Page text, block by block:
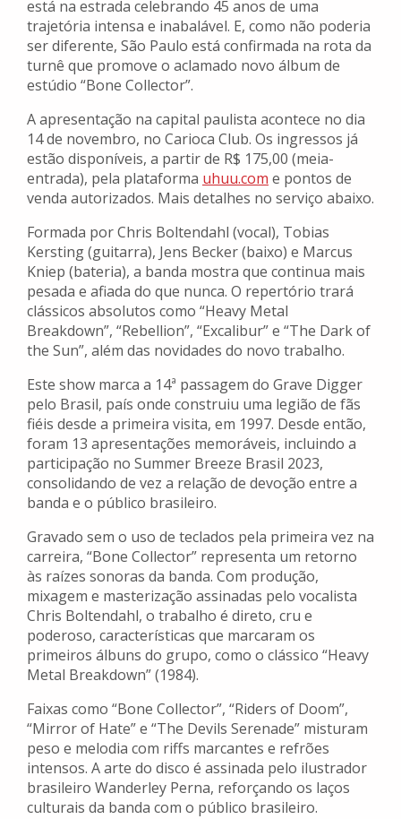
está na estrada celebrando 45 anos de uma
trajetória intensa e inabalável. E, como não poderia
ser diferente, São Paulo está confirmada na rota da
turnê que promove o aclamado novo álbum de
estúdio “Bone Collector”.
A apresentação na capital paulista acontece no dia
14 de novembro, no Carioca Club. Os ingressos já
estão disponíveis, a partir de R$ 175,00 (meia-
entrada), pela plataforma uhuu.com e pontos de
venda autorizados. Mais detalhes no serviço abaixo.
Formada por Chris Boltendahl (vocal), Tobias
Kersting (guitarra), Jens Becker (baixo) e Marcus
Kniep (bateria), a banda mostra que continua mais
pesada e afiada do que nunca. O repertório trará
clássicos absolutos como “Heavy Metal
Breakdown”, “Rebellion”, “Excalibur” e “The Dark of
the Sun”, além das novidades do novo trabalho.
Este show marca a 14ª passagem do Grave Digger
pelo Brasil, país onde construiu uma legião de fãs
fiéis desde a primeira visita, em 1997. Desde então,
foram 13 apresentações memoráveis, incluindo a
participação no Summer Breeze Brasil 2023,
consolidando de vez a relação de devoção entre a
banda e o público brasileiro.
Gravado sem o uso de teclados pela primeira vez na
carreira, “Bone Collector” representa um retorno
às raízes sonoras da banda. Com produção,
mixagem e masterização assinadas pelo vocalista
Chris Boltendahl, o trabalho é direto, cru e
poderoso, características que marcaram os
primeiros álbuns do grupo, como o clássico “Heavy
Metal Breakdown” (1984).
Faixas como “Bone Collector”, “Riders of Doom”,
“Mirror of Hate” e “The Devils Serenade” misturam
peso e melodia com riffs marcantes e refrões
intensos. A arte do disco é assinada pelo ilustrador
brasileiro Wanderley Perna, reforçando os laços
culturais da banda com o público brasileiro.